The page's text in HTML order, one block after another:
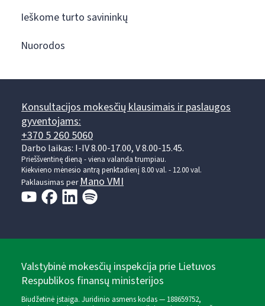
Ieškome turto savininkų
Nuorodos
Konsultacijos mokesčių klausimais ir paslaugos
gyventojams:
+370 5 260 5060
Darbo laikas: I-IV 8.00-17.00, V 8.00-15.45.
Prieššventinę dieną - viena valanda trumpiau.
Kiekvieno mėnesio antrą penktadienį 8.00 val. - 12.00 val.
Paklausimas perMano VMI
Valstybinė mokesčių inspekcija prie Lietuvos
Respublikos finansų ministerijos
Biudžetinė įstaiga. Juridinio asmens kodas — 188659752,